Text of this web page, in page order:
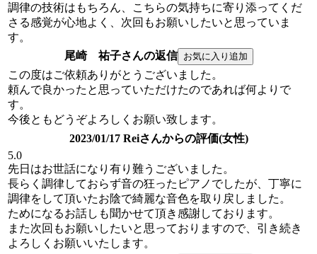
調律の技術はもちろん、こちらの気持ちに寄り添ってくだ
さる感覚が心地よく、次回もお願いしたいと思っていま
す。
尾崎 祐子さんの返信
この度はご依頼ありがとうございました。
頼んで良かったと思っていただけたのであれば何よりで
す。
今後ともどうぞよろしくお願い致します。
2023/01/17 Reiさんからの評価(女性)
5.0
先日はお世話になり有り難うございました。
長らく調律しておらず音の狂ったピアノでしたが、丁寧に
調律をして頂いたお陰で綺麗な音色を取り戻しました。
ためになるお話しも聞かせて頂き感謝しております。
また次回もお願いしたいと思っておりますので、引き続き
よろしくお願いいたします。